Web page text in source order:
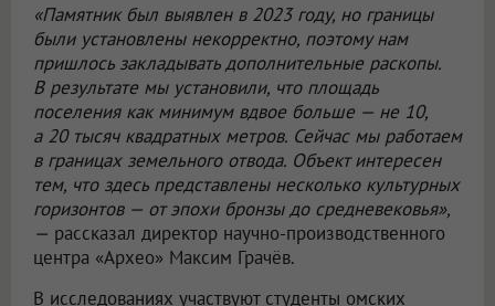
«Памятник был выявлен в 2023 году, но границы
были установлены некорректно, поэтому нам
пришлось закладывать дополнительные раскопы.
В результате мы установили, что площадь
поселения как минимум вдвое больше — не 10,
а 20 тысяч квадратных метров. Сейчас мы работаем
в границах земельного отвода. Объект интересен
тем, что здесь представлены несколько культурных
горизонтов — от эпохи бронзы до средневековья»,
— рассказал директор научно-производственного
центра «Архео» Максим Грачёв.
В исследованиях участвуют студенты омских